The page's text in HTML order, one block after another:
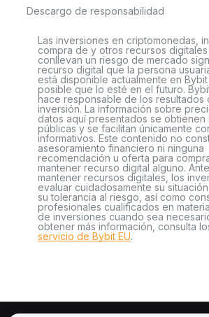
Descargo de responsabilidad
Las inversiones en criptomonedas,
compra de y otros recursos digitales
conllevan un riesgo de mercado
recurso digital que la persona
está disponible actualmente en Bybit
posible que lo esté en el futuro.
hace responsable de los resultados
inversión. La información sobre
datos aquí presentados se obtienen
públicas y se facilitan únicamente
informativos. Este contenido no
asesoramiento financiero ni ninguna
recomendación u oferta para
mantener recurso digital alguno.
mantener recursos digitales, los
evaluar cuidadosamente su
su tolerancia al riesgo, así como
profesionales cualificados en
de inversiones cuando sea
obtener más información, consulta
servicio de Bybit EU.